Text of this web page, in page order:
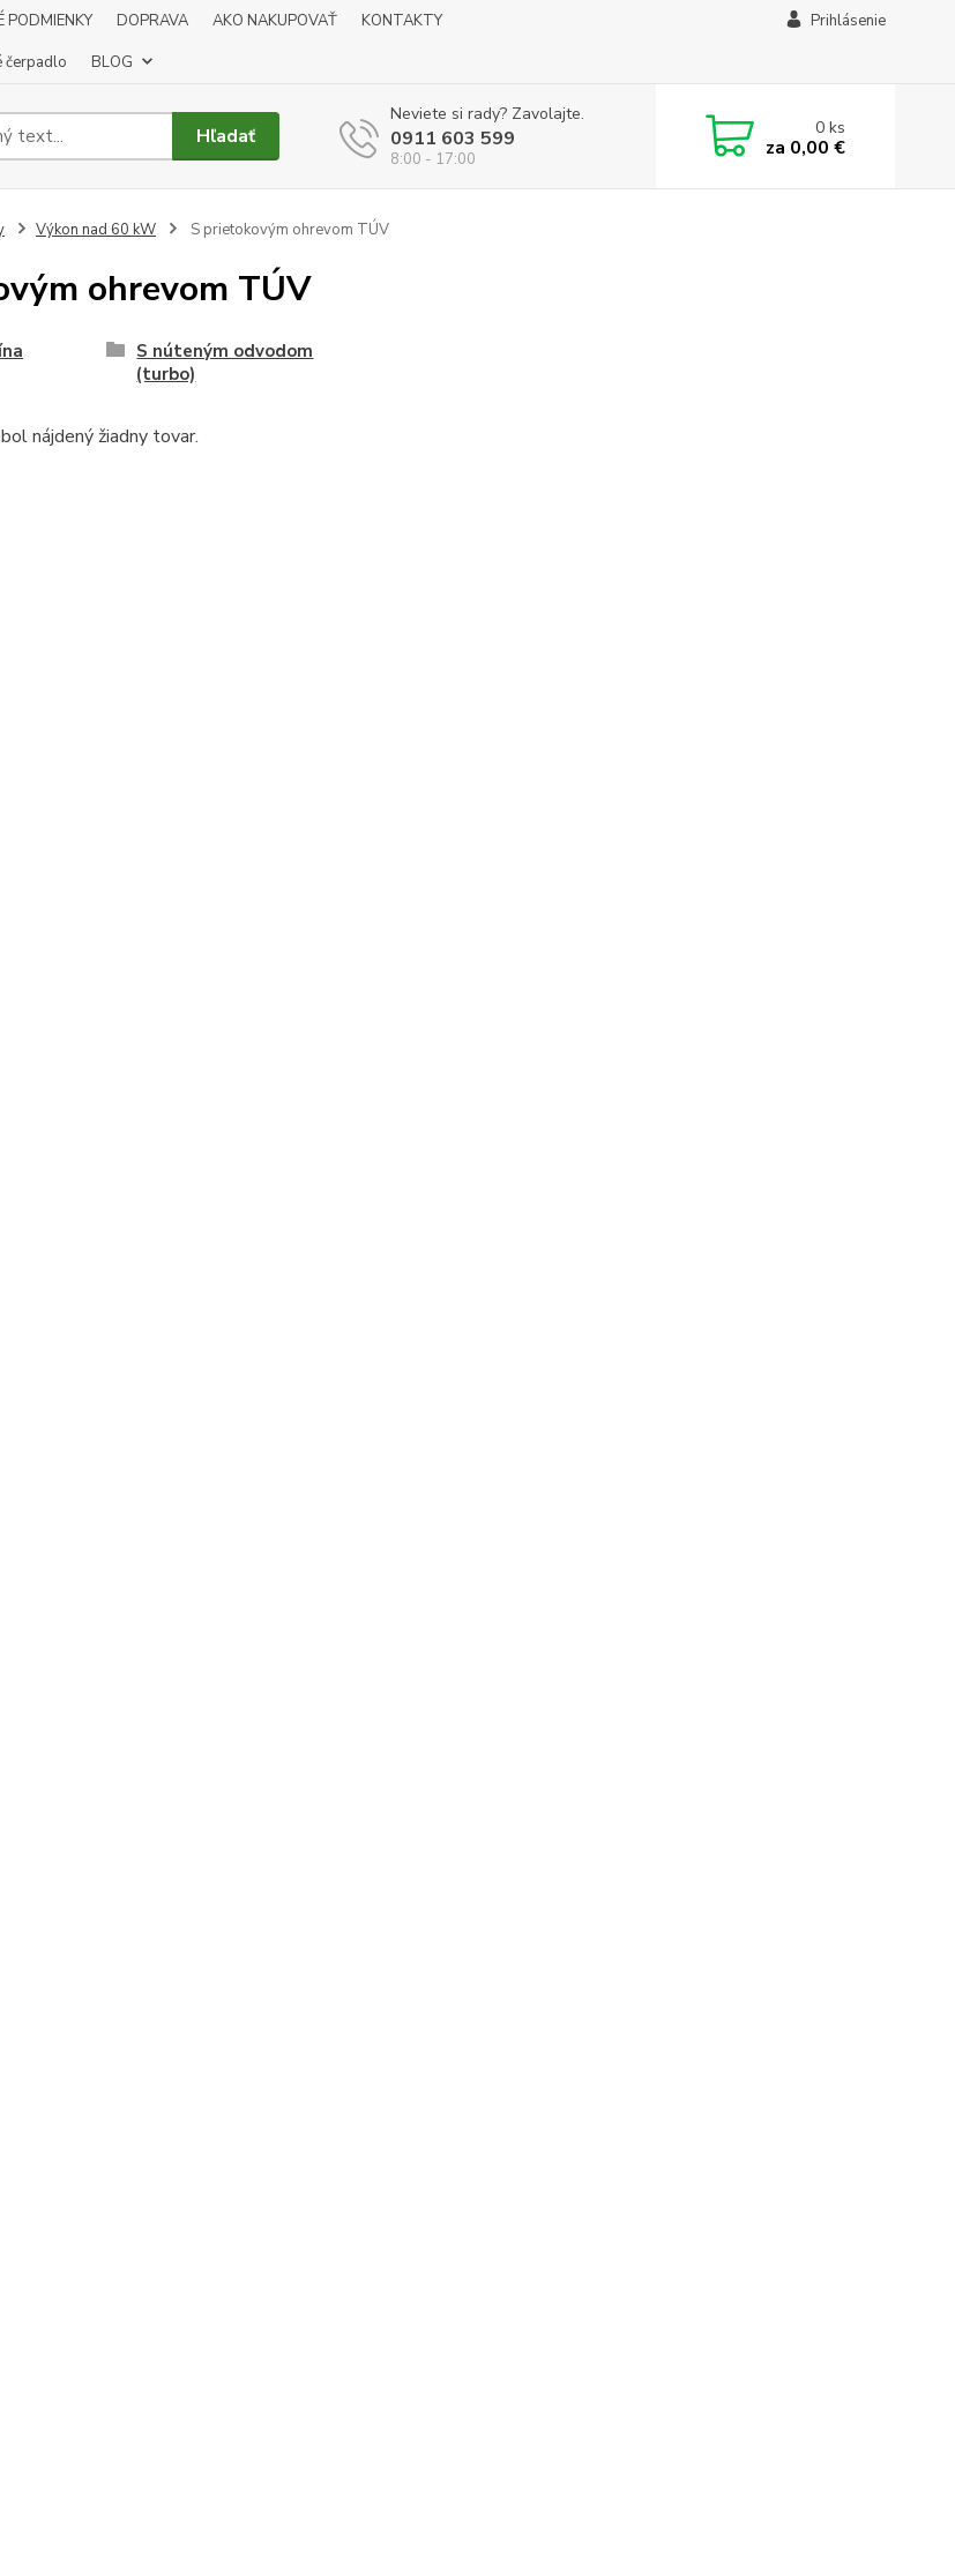
PODMIENKY DOPRAVA AKO NAKUPOVAŤ
KONTAKTY
čerpadlo BLOG
Prihlásenie
Hľadať
Neviete si rady? Zavolajte.
0911 603 599
8:00 - 17:00
0ks
za 0,00 €
Výkon nad 60 kW S prietokovým ohrevom TÚV
ohrevom TÚV
S núteným odvodom
(turbo)
nájdený žiadny tovar.